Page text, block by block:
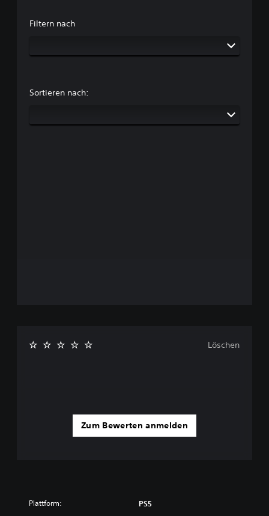
Filtern nach
Sortieren nach:
Zum Bewerten anmelden
Löschen
Plattform: PS5